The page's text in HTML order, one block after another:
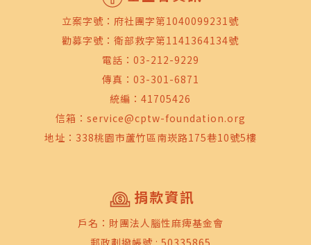
立案字號：府社團字第1040099231號
勸募字號：衛部救字第1141364134號
電話： 03-212-9229
傳真：03-301-6871
統編：41705426
信箱： service@cptw-foundation.org
地址：338桃園市蘆竹區南崁路175巷10號5樓
捐款資訊
戶名：財團法人腦性麻痺基金會
郵政劃撥帳號 : 50335865